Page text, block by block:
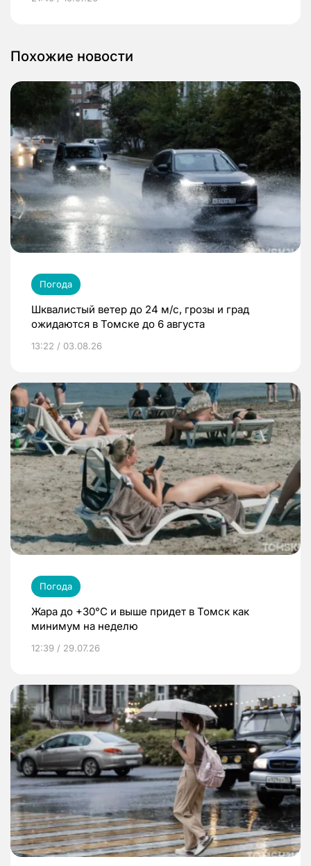
Похожие новости
Погода
Шквалистый ветер до 24 м/с, грозы и град
ожидаются в Томске до 6 августа
13:22 / 03.08.26
Погода
Жара до +30°C и выше придет в Томск как
минимум на неделю
12:39 / 29.07.26